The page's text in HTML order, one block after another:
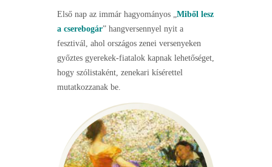
Első nap az immár hagyományos „ Miből lesz
a cserebogár” hangversennyel nyit a
fesztivál, ahol országos zenei versenyeken
győztes gyerekek-fiatalok kapnak lehetőséget,
hogy szólistaként, zenekari kísérettel
mutatkozzanak be.